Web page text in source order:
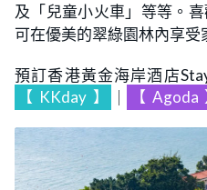
及「兒童小火車」等等。
可在優美的翠綠園林內享受
預訂香港黃金海岸酒店
【 KKday 】 【 Agoda